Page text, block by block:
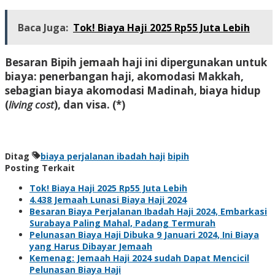
Baca Juga: Tok! Biaya Haji 2025 Rp55 Juta Lebih
Besaran Bipih jemaah haji ini dipergunakan untuk
biaya: penerbangan haji, akomodasi Makkah,
sebagian biaya akomodasi Madinah, biaya hidup
(living cost), dan visa. (*)
Ditag biaya perjalanan ibadah haji bipih
Posting Terkait
Tok! Biaya Haji 2025 Rp55 Juta Lebih
4.438 Jemaah Lunasi Biaya Haji 2024
Besaran Biaya Perjalanan Ibadah Haji 2024, Embarkasi
Surabaya Paling Mahal, Padang Termurah
Pelunasan Biaya Haji Dibuka 9 Januari 2024, Ini Biaya
yang Harus Dibayar Jemaah
Kemenag: Jemaah Haji 2024 sudah Dapat Mencicil
Pelunasan Biaya Haji